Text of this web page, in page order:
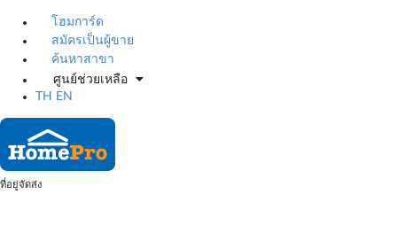
โฮมการ์ด
สมัครเป็นผู้ขาย
ค้นหาสาขา
ศูนย์ช่วยเหลือ
TH
EN
ที่อยู่จัดส่ง